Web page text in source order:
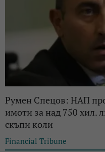
Румен Спецов: НАП
имоти за над 750 хил.
скъпи коли
Financial Tribune